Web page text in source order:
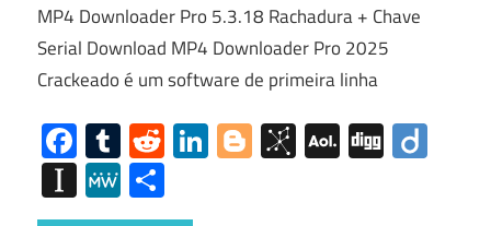
MP4 Downloader Pro 5.3.18 Rachadura + Chave
Serial Download MP4 Downloader Pro 2025
Crackeado é um software de primeira linha
Facebook
Tumblr
RedditLinkedIn
Blogger
BibSonomy
AOL
Mail
Digg
Instapaper
MeWe